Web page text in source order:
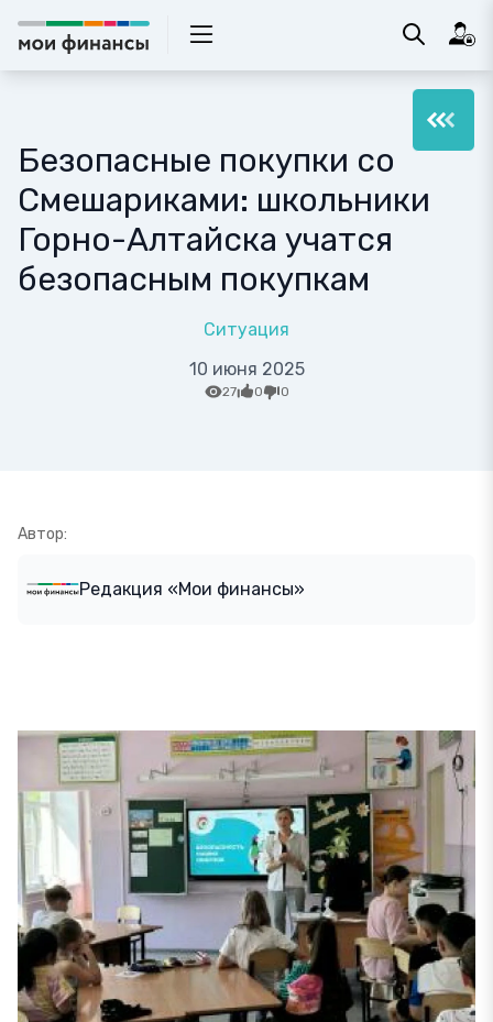
Безопасные покупки со
Смешариками: школьники
Горно-Алтайска учатся
безопасным покупкам
Ситуация
10 июня 2025
27 0 0
Автор:
Редакция «Мои финансы»